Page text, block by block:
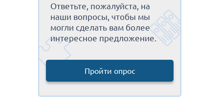
Ответьте, пожалуйста, на
наши вопросы, чтобы мы
могли сделать вам более
интересное предложение.
Пройти опрос